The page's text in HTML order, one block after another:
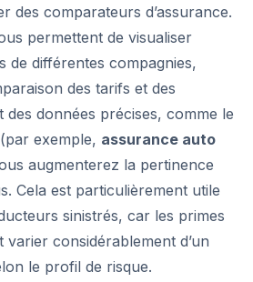
des comparateurs d’assurance.
permettent de visualiser
de différentes compagnies,
des tarifs et des
des données précises, comme le
exemple, assurance auto
augmenterez la pertinence
Cela est particulièrement utile
sinistrés, car les primes
varier considérablement d’un
le profil de risque.